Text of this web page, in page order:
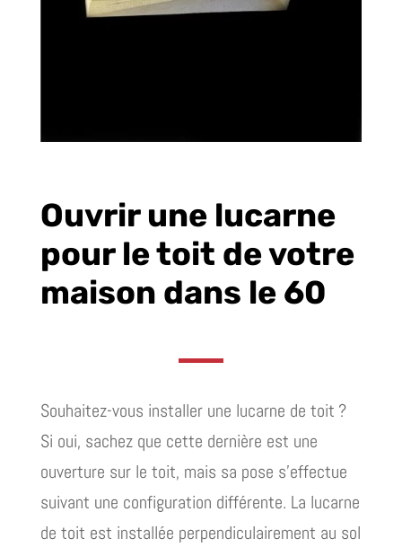
Ouvrir une lucarne
pour le toit de votre
maison dans le 60
Souhaitez-vous installer une lucarne de toit ?
Si oui, sachez que cette dernière est une
ouverture sur le toit, mais sa pose s’effectue
suivant une configuration différente. La lucarne
de toit est installée perpendiculairement au sol